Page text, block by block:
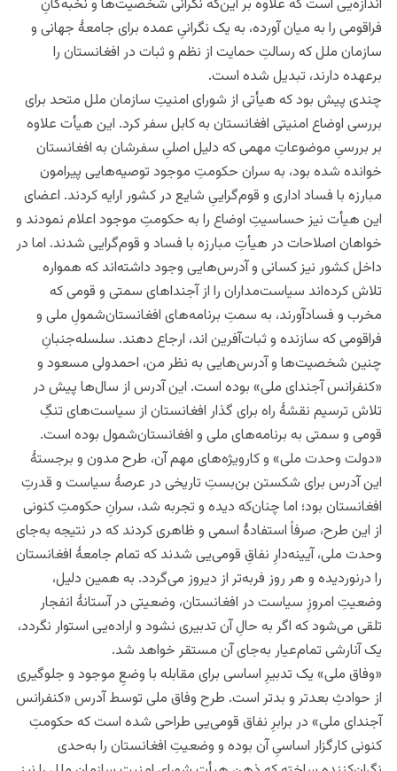
اندازه‌یی است که علاوه بر این‌که نگرانی شخصیت‌ها و نخبه‌گانِ
فراقومی را به میان آورده، به یک نگرانیِ عمده برای جامعۀ جهانی و
سازمان ملل که رسالتِ حمایت از نظم و ثبات در افغانستان را
برعهده دارند، تبدیل شده است.
چندی پیش بود که هیأتی از شورای امنیتِ سازمان ملل متحد برای
بررسی اوضاع امنیتی افغانستان به کابل سفر کرد. این هیأت علاوه
بر بررسیِ موضوعاتِ مهمی که دلیل اصلیِ سفرشان به افغانستان
خوانده شده بود، به سران حکومتِ موجود توصیه‌هایی پیرامون
مبارزه با فساد اداری و قوم‌گراییِ شایع در کشور ارایه کردند. اعضای
این هیأت نیز حساسیتِ اوضاع را به حکومتِ موجود اعلام نمودند و
خواهان اصلاحات در هیأتِ مبارزه با فساد و قوم‌گرایی شدند. اما در
داخل کشور نیز کسانی و آدرس‌هایی وجود داشته‌اند که همواره
تلاش کرده‌اند سیاست‌مداران را از آجنداهای سمتی و قومی که
مخرب و فسادآورند، به سمتِ برنامه‌های افغانستان‌شمولِ ملی و
فراقومی که سازنده و ثبات‌آفرین اند، ارجاع دهند. سلسله‌جنبانِ
چنین شخصیت‌ها و آدرس‌هایی به نظر من، احمدولی مسعود و
«کنفرانس آجندای ملی» بوده است. این آدرس از سال‌ها پیش در
تلاش ترسیم نقشۀ راه برای گذار افغانستان از سیاست‌های تنگِ
قومی و سمتی به برنامه‌های ملی و افغانستان‌شمول بوده است.
«دولت وحدت ملی» و کارویژه‌های مهم آن، طرح مدون و برجستۀ
این آدرس برای شکستن بن‌بستِ تاریخی در عرصۀ سیاست و قدرتِ
افغانستان بود؛ اما چنان‌که دیده و تجربه شد، سرانِ حکومتِ کنونی
از این طرح، صرفاً استفادۀ اسمی و ظاهری کردند که در نتیجه به‌جای
وحدت ملی، آیینه‌دارِ نفاقِ قومی‌یی شدند که تمام جامعۀ افغانستان
را درنوردیده و هر روز فربه‌تر از دیروز می‌گردد. به همین دلیل،
وضعیتِ امروزِ سیاست در افغانستان، وضعیتی در آستانۀ انفجار
تلقی می‌شود که اگر به حالِ آن تدبیری نشود و اراده‌یی استوار نگردد،
یک آنارشی تمام‌عیار به‌جای آن مستقر خواهد شد.
«وفاق ملی» یک تدبیرِ اساسی برای مقابله با وضعِ موجود و جلوگیری
از حوادثِ بعدتر و بدتر است. طرح وفاق ملی توسط آدرس «کنفرانس
آجندای ملی» در برابرِ نفاق قومی‌یی طراحی شده است که حکومتِ
کنونی کارگزار اساسیِ آن بوده و وضعیتِ افغانستان را به‌حدی